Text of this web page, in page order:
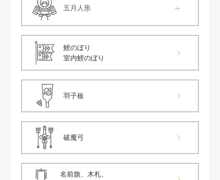
五月人形
鯉のぼり
室内鯉のぼり
羽子板
破魔弓
名前旗、木札、